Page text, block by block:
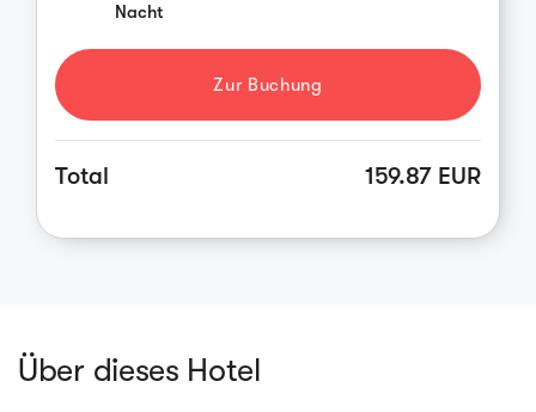
Nacht
Zur Buchung
Total 159.87 EUR
Über dieses Hotel